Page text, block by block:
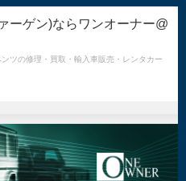
ーゲン)ならワンオーナー@
の修理・買取・輸入車販売・レンタカー